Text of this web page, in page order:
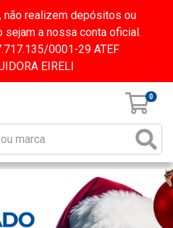
não realizem depósitos ou
sejam a nossa conta oficial.
0001-29 ATEF
EIRELI
0